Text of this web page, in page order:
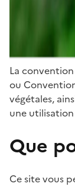
La
ou
végétales,
une utilisation
Que
Ce site vous